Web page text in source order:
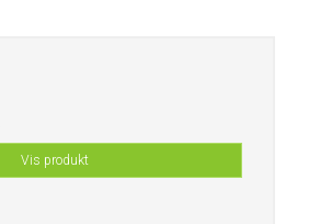
Vis produkt